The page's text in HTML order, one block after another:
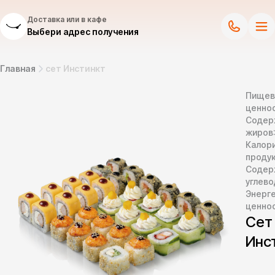
Доставка или в кафе
Выбери адрес получения
Главная сет Инстинкт
Сет